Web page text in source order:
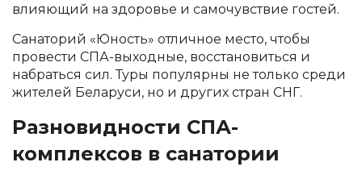
влияющий на здоровье и самочувствие гостей.
Санаторий «Юность» отличное место, чтобы
провести СПА-выходные, восстановиться и
набраться сил. Туры популярны не только среди
жителей Беларуси, но и других стран СНГ.
Разновидности СПА-
комплексов в санатории